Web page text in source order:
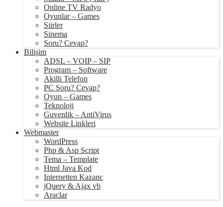
Online TV Radyo
Oyunlar – Games
Siirler
Sinema
Soru? Cevap?
Bilişim
ADSL – VOIP – SIP
Program – Software
Akilli Telefon
PC Soru? Cevap?
Oyun – Games
Teknoloji
Guvenlik – AntiVirus
Website Linkleri
Webmaster
WordPress
Php & Asp Script
Tema – Template
Html Java Kod
Internetten Kazanc
jQuery & Ajax vb
Araclar